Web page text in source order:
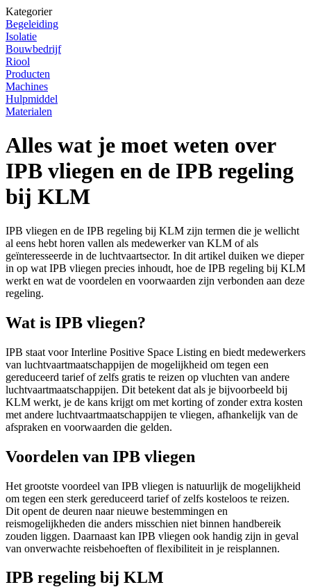
Kategorier
Begeleiding
Isolatie
Bouwbedrijf
Riool
Producten
Machines
Hulpmiddel
Materialen
Alles wat je moet weten over
IPB vliegen en de IPB regeling
bij KLM
IPB vliegen en de IPB regeling bij KLM zijn termen die je wellicht
al eens hebt horen vallen als medewerker van KLM of als
geïnteresseerde in de luchtvaartsector. In dit artikel duiken we dieper
in op wat IPB vliegen precies inhoudt, hoe de IPB regeling bij KLM
werkt en wat de voordelen en voorwaarden zijn verbonden aan deze
regeling.
Wat is IPB vliegen?
IPB staat voor Interline Positive Space Listing en biedt medewerkers
van luchtvaartmaatschappijen de mogelijkheid om tegen een
gereduceerd tarief of zelfs gratis te reizen op vluchten van andere
luchtvaartmaatschappijen. Dit betekent dat als je bijvoorbeeld bij
KLM werkt, je de kans krijgt om met korting of zonder extra kosten
met andere luchtvaartmaatschappijen te vliegen, afhankelijk van de
afspraken en voorwaarden die gelden.
Voordelen van IPB vliegen
Het grootste voordeel van IPB vliegen is natuurlijk de mogelijkheid
om tegen een sterk gereduceerd tarief of zelfs kosteloos te reizen.
Dit opent de deuren naar nieuwe bestemmingen en
reismogelijkheden die anders misschien niet binnen handbereik
zouden liggen. Daarnaast kan IPB vliegen ook handig zijn in geval
van onverwachte reisbehoeften of flexibiliteit in je reisplannen.
IPB regeling bij KLM